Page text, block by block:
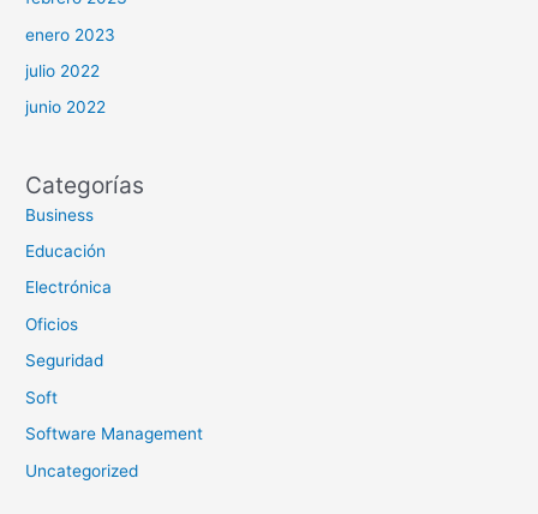
enero 2023
julio 2022
junio 2022
Categorías
Business
Educación
Electrónica
Oficios
Seguridad
Soft
Software Management
Uncategorized